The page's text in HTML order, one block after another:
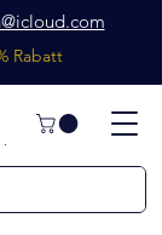
Rabatt